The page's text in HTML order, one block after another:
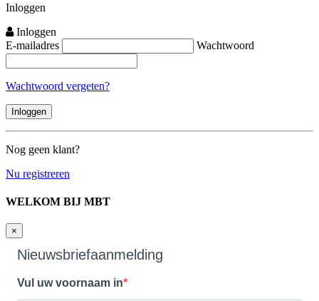
Inloggen
Inloggen
E-mailadres
Wachtwoord
Wachtwoord vergeten?
Nog geen klant?
Nu registreren
WELKOM BIJ MBT
×
Nieuwsbriefaanmelding
Vul uw voornaam in